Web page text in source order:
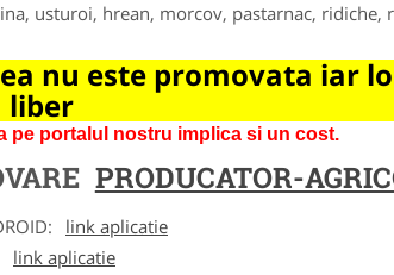
usturoi, hrean, morcov, pastarnac, ridiche,
nu este promovata iar
liber
pe portalul nostru implica si un cost.
PRODUCATOR-
link aplicatie
link aplicatie